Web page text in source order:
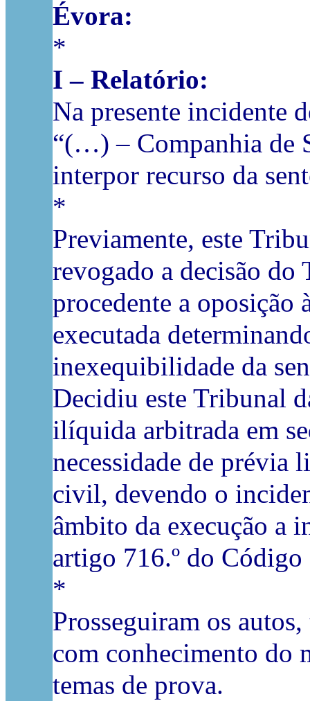
Évora:
*
I – Relatório:
Na presente incidente
“(…) – Companhia de
interpor recurso da
*
Previamente, este
revogado a decisão
procedente a oposição
executada
inexequibilidade da
Decidiu este Tribunal
ilíquida arbitrada em
necessidade de prévia
civil, devendo o
âmbito da execução a
artigo 716.º do
*
Prosseguiram os
com conhecimento do
temas de prova.